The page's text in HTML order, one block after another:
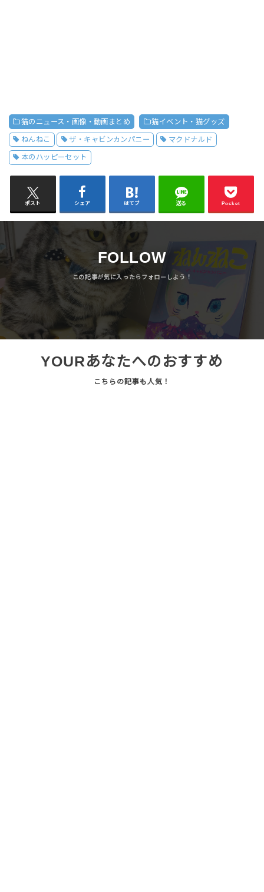
猫のニュース・画像・動画まとめ 猫イベント・猫グッズ
ねんねこ ザ・キャビンカンパニー マクドナルド
本のハッピーセット
ポスト シェア はてブ 送る Pocket
FOLLOW
YOURあなたへのおすすめ